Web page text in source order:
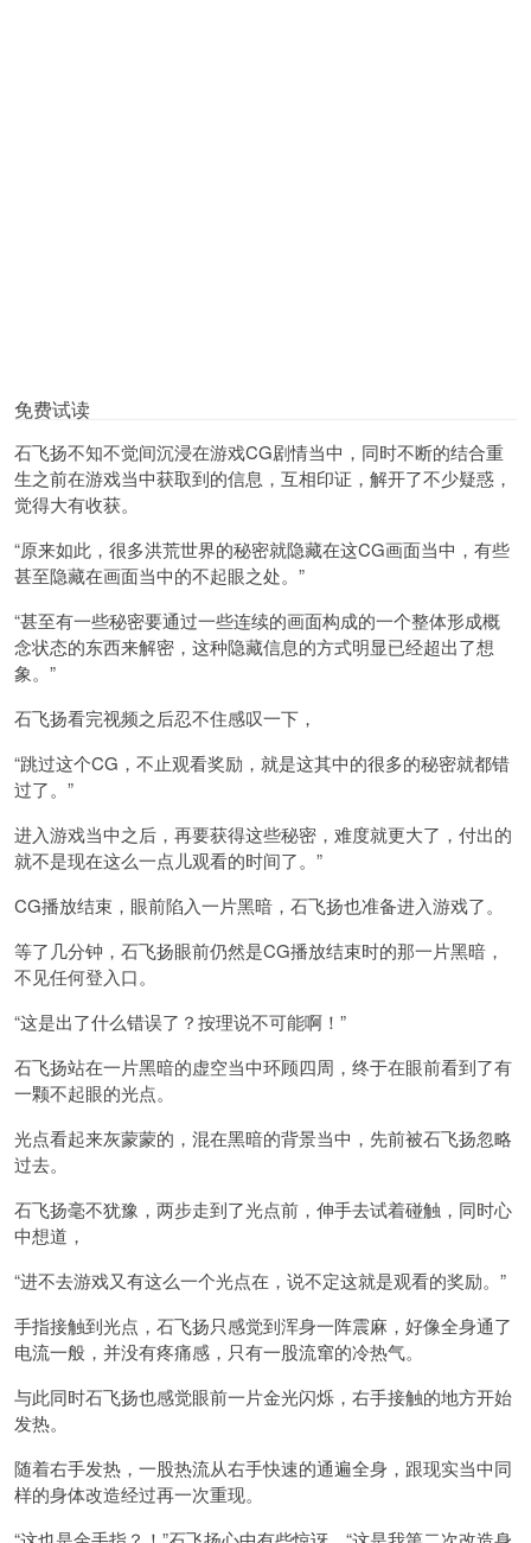
免费试读
石飞扬不知不觉间沉浸在游戏CG剧情当中，同时不断的结合重
生之前在游戏当中获取到的信息，互相印证，解开了不少疑惑，
觉得大有收获。
“原来如此，很多洪荒世界的秘密就隐藏在这CG画面当中，有些
甚至隐藏在画面当中的不起眼之处。”
“甚至有一些秘密要通过一些连续的画面构成的一个整体形成概
念状态的东西来解密，这种隐藏信息的方式明显已经超出了想
象。”
石飞扬看完视频之后忍不住感叹一下，
“跳过这个CG，不止观看奖励，就是这其中的很多的秘密就都错
过了。”
进入游戏当中之后，再要获得这些秘密，难度就更大了，付出的
就不是现在这么一点儿观看的时间了。”
CG播放结束，眼前陷入一片黑暗，石飞扬也准备进入游戏了。
等了几分钟，石飞扬眼前仍然是CG播放结束时的那一片黑暗，
不见任何登入口。
“这是出了什么错误了？按理说不可能啊！”
石飞扬站在一片黑暗的虚空当中环顾四周，终于在眼前看到了有
一颗不起眼的光点。
光点看起来灰蒙蒙的，混在黑暗的背景当中，先前被石飞扬忽略
过去。
石飞扬毫不犹豫，两步走到了光点前，伸手去试着碰触，同时心
中想道，
“进不去游戏又有这么一个光点在，说不定这就是观看的奖励。”
手指接触到光点，石飞扬只感觉到浑身一阵震麻，好像全身通了
电流一般，并没有疼痛感，只有一股流窜的冷热气。
与此同时石飞扬也感觉眼前一片金光闪烁，右手接触的地方开始
发热。
随着右手发热，一股热流从右手快速的通遍全身，跟现实当中同
样的身体改造经过再一次重现。